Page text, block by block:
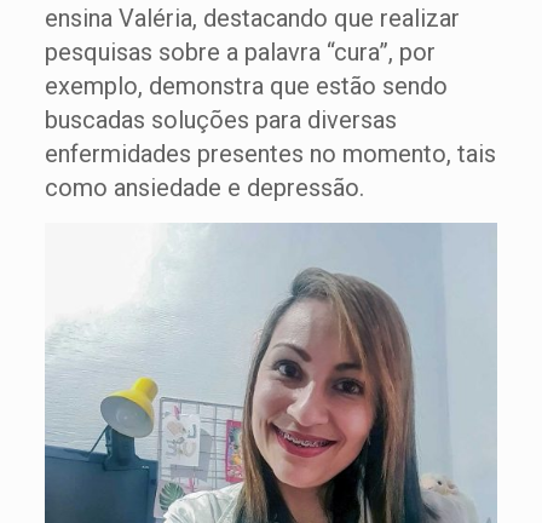
ensina Valéria, destacando que realizar
pesquisas sobre a palavra “cura”, por
exemplo, demonstra que estão sendo
buscadas soluções para diversas
enfermidades presentes no momento, tais
como ansiedade e depressão.